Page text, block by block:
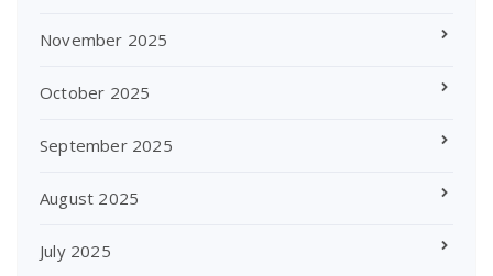
November 2025
October 2025
September 2025
August 2025
July 2025